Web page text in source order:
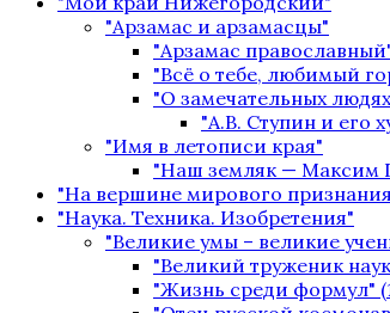
"Арзамас и арзамасцы"
"Арзамас
"Всё о тебе, любимый
"О замечательных
"А.В. Ступин и его
"Имя в летописи края"
"Наш земляк — Максим
"На вершине мирового
"Наука. Техника. Изобретения"
"Великие умы – великие
"Великий труженик
"Жизнь среди формул"